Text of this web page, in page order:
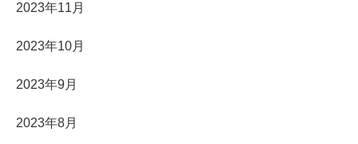
2023年11月
2023年10月
2023年9月
2023年8月